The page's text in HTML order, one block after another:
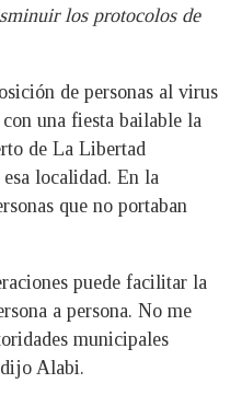
los protocolos de
de personas al virus
una fiesta bailable la
de La Libertad
localidad. En la
que no portaban
puede facilitar la
a persona. No me
municipales
dijo Alabi.